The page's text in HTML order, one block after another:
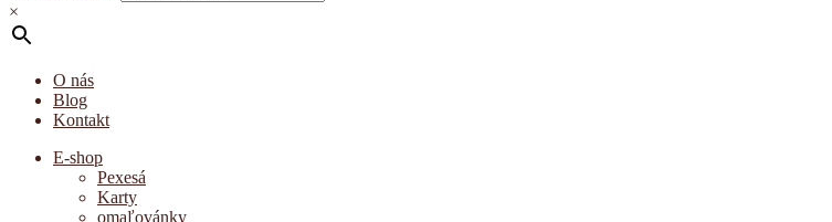
×
O nás
Blog
Kontakt
E-shop
Pexesá
Karty
omaľovánky